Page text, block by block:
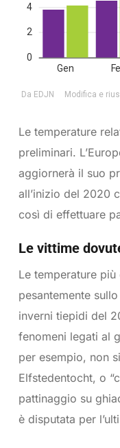
Le temperature
preliminari.
aggiornerà il suo
all’inizio del 2020
così di effettuare
Le vittime
Le temperature
pesantemente
inverni tiepidi del
fenomeni legati al
per esempio, non
Elfstedentocht, o
pattinaggio su
è disputata per